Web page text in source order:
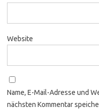
Website
Name, E-Mail-Adresse und
nächsten Kommentar